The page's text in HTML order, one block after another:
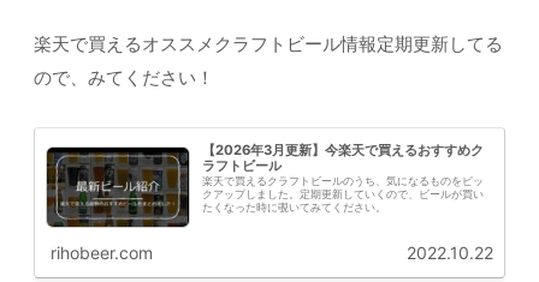
楽天で買えるオススメクラフトビール情報定期更新してる
ので、みてください！
【2026年3月更新】今楽天で買えるおすすめク
ラフトビール
楽天で買えるクラフトビールのうち、気になるものをピッ
クアップしました。定期更新していくので、ビールが買い
たくなった時に覗いてみてください。
rihobeer.com 2022.10.22